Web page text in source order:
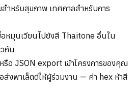
ำหรับสุขภาพ เทศกาลสำหรับการ
หมุนเวียนไปยังสี Thaitone อื่นใน
กัน
รือ JSON export เข้าโครงการของคุณ
ส่งพาเล็ตต์ให้ผู้ร่วมงาน — ค่า hex ห้าสี